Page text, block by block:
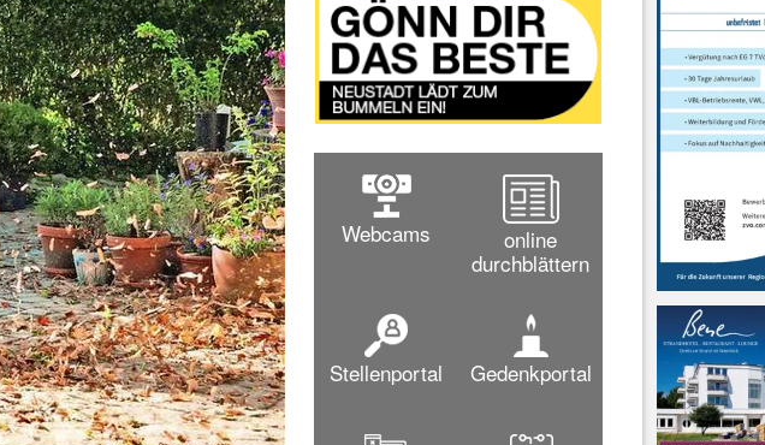
Webcams
online
durchblättern
Stellenportal Gedenkportal